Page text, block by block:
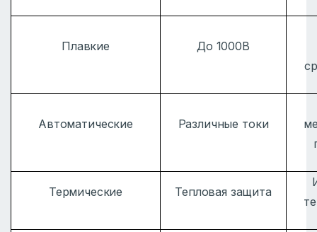
Плавкие До 1000В
Автоматические Различные токи
Термические Тепловая защита